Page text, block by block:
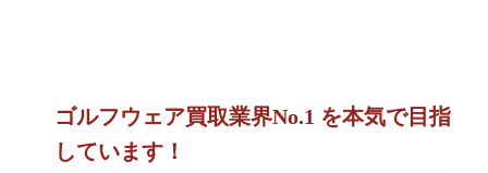
ゴルフウェア買取業界No.1 を本気で目指
しています！